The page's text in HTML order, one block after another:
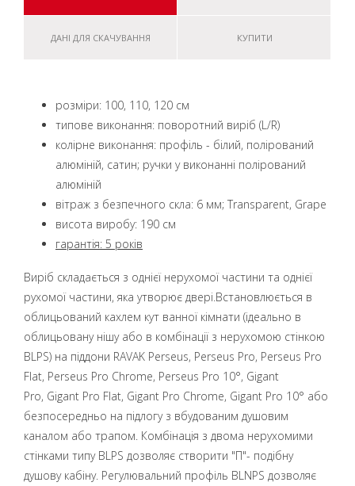
ДАНІ ДЛЯ СКАЧУВАННЯ КУПИТИ
розміри: 100, 110, 120 см
типове виконання: поворотний виріб (L/R)
колірне виконання: профіль - білий, полірований
алюміній, сатин; ручки у виконанні полірований
алюміній
вітраж з безпечного скла: 6 мм; Transparent, Grape
висота виробу: 190 см
гарантія: 5 років
Виріб складається з однієї нерухомої частини та однієї
рухомої частини, яка утворює двері.Встановлюється в
облицьований кахлем кут ванної кімнати (ідеально в
облицьовану нішу або в комбінації з нерухомою стінкою
BLPS) на піддони RAVAK Perseus, Perseus Pro, Perseus Pro
Flat, Perseus Pro Chrome, Perseus Pro 10°, Gigant
Pro, Gigant Pro Flat, Gigant Pro Chrome, Gigant Pro 10° або
безпосередньо на підлогу з вбудованим душовим
каналом або трапом. Комбінація з двома нерухомими
стінками типу BLPS дозволяє створити "П"- подібну
душову кабіну. Регулювальний профіль BLNPS дозволяє